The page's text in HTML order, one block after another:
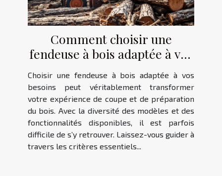
Comment choisir une
fendeuse à bois adaptée à vos
besoins ?
Choisir une fendeuse à bois adaptée à vos
besoins peut véritablement transformer
votre expérience de coupe et de préparation
du bois. Avec la diversité des modèles et des
fonctionnalités disponibles, il est parfois
difficile de s’y retrouver. Laissez-vous guider à
travers les critères essentiels...